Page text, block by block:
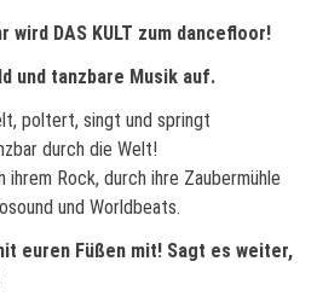
wird DAS KULT zum dancefloor!
und tanzbare Musik auf.
poltert, singt und springt
durch die Welt!
ihrem Rock, durch ihre Zaubermühle
und Worldbeats.
euren Füßen mit! Sagt es weiter,